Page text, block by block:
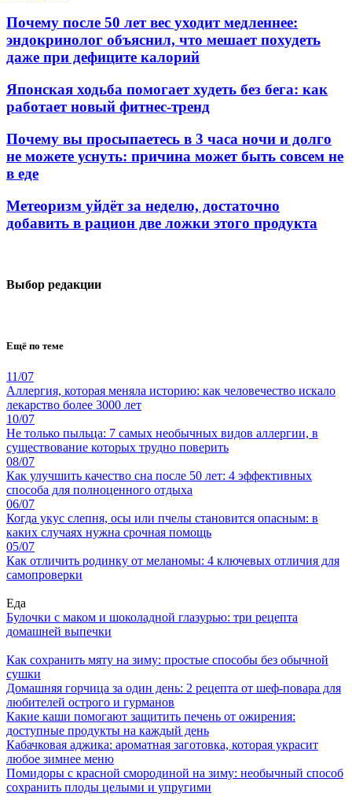
Почему после 50 лет вес уходит медленнее:
эндокринолог объяснил, что мешает похудеть
даже при дефиците калорий
Японская ходьба помогает худеть без бега: как
работает новый фитнес-тренд
Почему вы просыпаетесь в 3 часа ночи и долго
не можете уснуть: причина может быть совсем не
в еде
Метеоризм уйдёт за неделю, достаточно
добавить в рацион две ложки этого продукта
Выбор редакции
Ещё по теме
11/07
Аллергия, которая меняла историю: как человечество искало
лекарство более 3000 лет
10/07
Не только пыльца: 7 самых необычных видов аллергии, в
существование которых трудно поверить
08/07
Как улучшить качество сна после 50 лет: 4 эффективных
способа для полноценного отдыха
06/07
Когда укус слепня, осы или пчелы становится опасным: в
каких случаях нужна срочная помощь
05/07
Как отличить родинку от меланомы: 4 ключевых отличия для
самопроверки
Еда
Булочки с маком и шоколадной глазурью: три рецепта
домашней выпечки
Как сохранить мяту на зиму: простые способы без обычной
сушки
Домашняя горчица за один день: 2 рецепта от шеф-повара для
любителей острого и гурманов
Какие каши помогают защитить печень от ожирения:
доступные продукты на каждый день
Кабачковая аджика: ароматная заготовка, которая украсит
любое зимнее меню
Помидоры с красной смородиной на зиму: необычный способ
сохранить плоды целыми и упругими